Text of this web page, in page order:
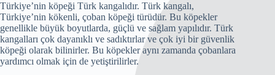
Türkiye’nin köpeği Türk kangalıdır. Türk kangalı,
Türkiye’nin kökenli, çoban köpeği türüdür. Bu köpekler
genellikle büyük boyutlarda, güçlü ve sağlam yapılıdır. Türk
kangalları çok dayanıklı ve sadıktırlar ve çok iyi bir güvenlik
köpeği olarak bilinirler. Bu köpekler aynı zamanda çobanlara
yardımcı olmak için de yetiştirilirler.